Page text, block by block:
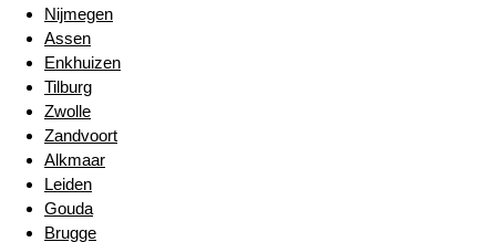
Nijmegen
Assen
Enkhuizen
Tilburg
Zwolle
Zandvoort
Alkmaar
Leiden
Gouda
Brugge